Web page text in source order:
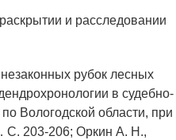
и расследовании
рубок лесных
в судебно-
Вологодской области, при
С. 203-206; Оркин А. Н.,